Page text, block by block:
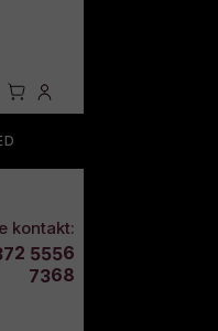
kontakt:
2 5556
7368